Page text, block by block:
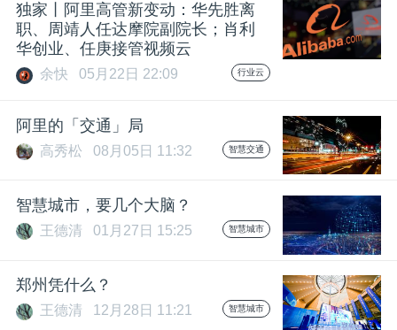
公
开
课
动
中
独家丨阿里高管新变动：华先胜离
职、周靖人任达摩院副院长；肖利
华创业、任庚接管视频云
余快 05月22日 22:09 行业云
阿里的「交通」局
高秀松 08月05日 11:32 智慧交通
智慧城市，要几个大脑？
王德清 01月27日 15:25 智慧城市
郑州凭什么？
王德清 12月28日 11:21 智慧城市